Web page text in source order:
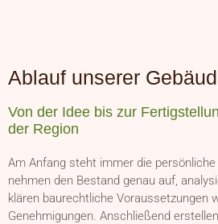
Ablauf unserer
Von der Idee bis zur
der Region
Am Anfang steht immer die
nehmen den Bestand genau auf,
klären baurechtliche Voraussetzungen
Genehmigungen. Anschließend